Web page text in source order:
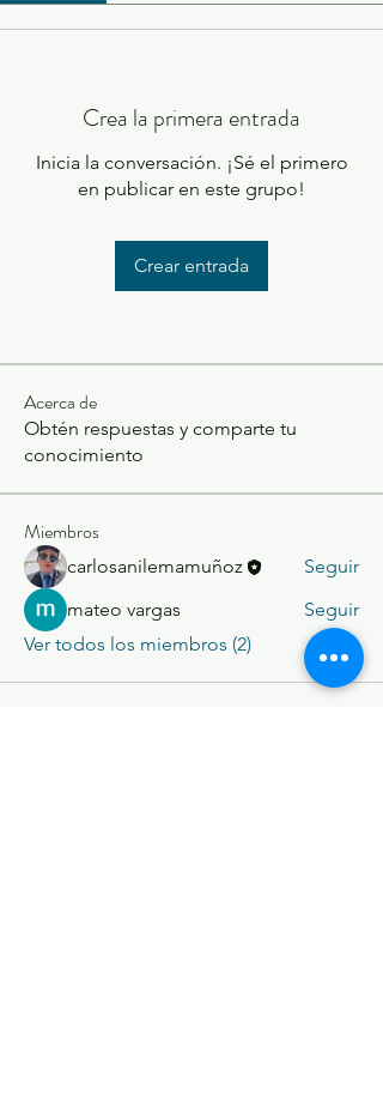
Crea la primera entrada
Inicia la conversación. ¡Sé el primero
en publicar en este grupo!
Crear entrada
Acerca de
Obtén respuestas y comparte tu
conocimiento
Miembros
carlosanilemamuñoz
Seguir
mateo vargas
Seguir
Ver todos los miembros (2)